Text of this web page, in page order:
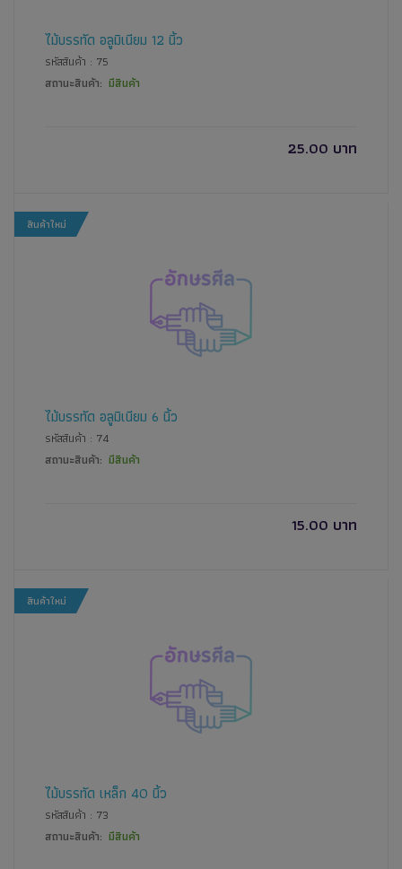
ไม้บรรทัด อลูมิเนียม 12 นิ้ว
รหัสสินค้า : 75
สถานะสินค้า: มีสินค้า
25.00 บาท
สินค้าใหม่
ไม้บรรทัด อลูมิเนียม 6 นิ้ว
รหัสสินค้า : 74
สถานะสินค้า: มีสินค้า
15.00 บาท
สินค้าใหม่
ไม้บรรทัด เหล็ก 40 นิ้ว
รหัสสินค้า : 73
สถานะสินค้า: มีสินค้า